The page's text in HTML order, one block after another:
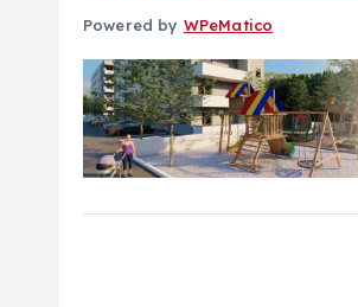
Powered by WPeMatico